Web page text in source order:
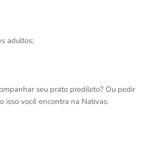
adultos;
seu prato predileto? Ou pedir
isso você encontra na Nativas.